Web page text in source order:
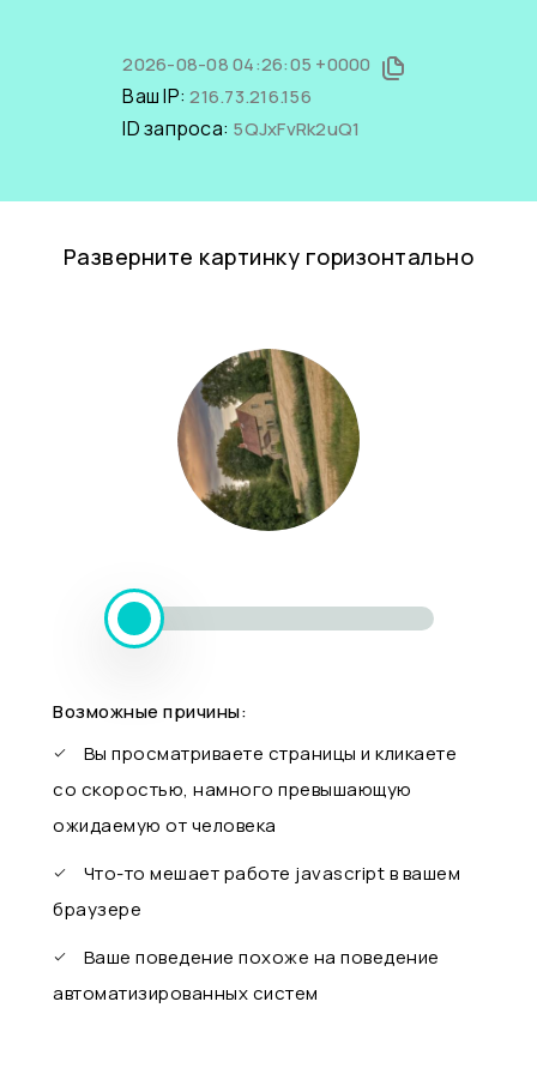
2026-08-08 04:26:05 +0000
Ваш IP:216.73.216.156
ID запроса: 5QJxFvRk2uQ1
Разверните картинку горизонтально
Возможные причины:
Вы просматриваете страницы и кликаете
со скоростью, намного превышающую
ожидаемую от человека
Что-то мешает работе javascript в вашем
браузере
Ваше поведение похоже на поведение
автоматизированных систем